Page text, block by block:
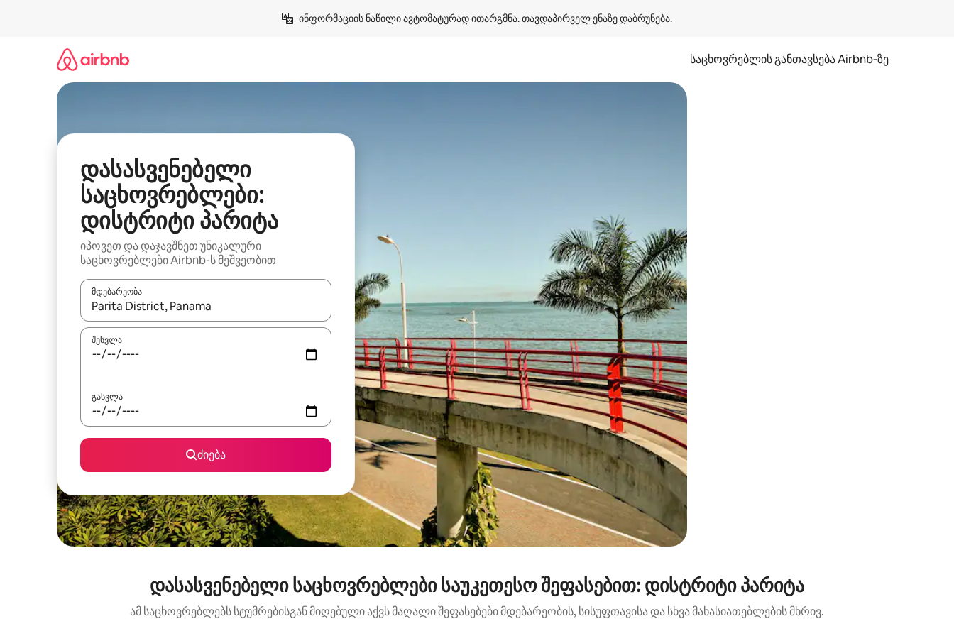
ინფორმაციის ნაწილი ავტომატურად ითარგმნა. თავდაპირველ ენაზე დაბრუნება.
საცხოვრებლის განთავსება Airbnb‑ზე
დასასვენებელი
საცხოვრებლები:
დისტრიტი პარიტა
იპოვეთ და დაჯავშნეთ უნიკალური
საცხოვრებლები Airbnb-ს მეშვეობით
მდებარეობა
როცა შედეგები ხელმისაწვდომი გახდება, ნავიგაციისთვის გამოიყენეთ კლავიშები ზემოთ/ქვემოთ მიმართული ისრებით ან შეხებისა თუ თითის გასმის ჟესტები.
შესვლა
გასვლა
ძიება
დასასვენებელი საცხოვრებლები საუკეთესო შეფასებით: დისტრიტი პარიტა
ამ საცხოვრებლებს სტუმრებისგან მიღებული აქვს მაღალი შეფასებები მდებარეობის, სისუფთავისა და სხვა მახასიათებლების მხრივ.